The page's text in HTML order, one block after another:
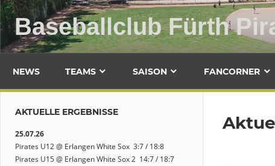
Zum
Inhalt
springen
Baseballclub Fürth
NEWS TEAMS SAISON FANCORNER
AKTUELLE ERGEBNISSE
25.07.26
Pirates U12 @ Erlangen White Sox 3:7 / 18:8
Pirates U15 @ Erlangen White Sox 2 14:7 / 18:7